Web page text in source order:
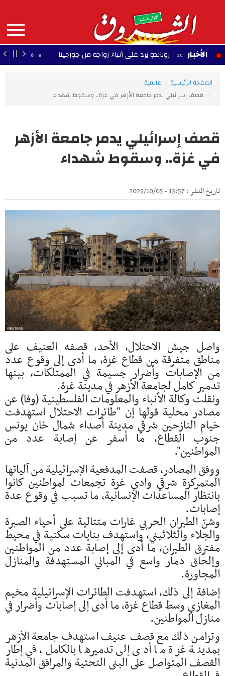
contenu
principal
MAIN
NAVIGATION الأخباررونالدو يرد على أنباء زواجه من جورجينا 22:56 - 2026/08/08
الصفحة الرئيسية
عالمية
قصف إسرائيلي يدمر جامعة الأزهر في غزة.. وسقوط شهداء
قصف إسرائيلي يدمر جامعة الأزهر
في غزة.. وسقوط شهداء
تاريخ النشر : 13:57 - 2025/10/05
واصل جيش الاحتلال، الأحد، قصفه العنيف على
مناطق متفرقة من قطاع غزة، ما أدى إلى وقوع عدد
من الإصابات وأضرار جسيمة في الممتلكات، بينها
تدمير كامل لجامعة الأزهر في مدينة غزة.
ونقلت وكالة الأنباء والمعلومات الفلسطينية (وفا) عن
مصادر محلية قولها إن "طائرات الاحتلال استهدفت
خيام النازحين شرقي مدينة أصداء شمال خان يونس
جنوب القطاع، ما أسفر عن إصابة عدد من
المواطنين".
ووفق المصادر، قصفت المدفعية الإسرائيلية من آلياتها
المتمركزة شرقي وادي غزة تجمعات لمواطنين كانوا
بانتظار المساعدات الإنسانية، ما تسبب في وقوع عدة
إصابات.
وشنّ الطيران الحربي غارات متتالية على أحياء الصبرة
والجلاء والثلاثيني، واستهدف بنايات سكنية في محيط
مفترق الطيران، ما أدى إلى إصابة عدد من المواطنين
وإلحاق دمار واسع في المباني المستهدفة والمنازل
المجاورة.
إضافة إلى ذلك، استهدفت الطائرات الإسرائيلية مخيم
المغازي وسط قطاع غزة، ما أدى إلى إصابات وأضرار في
منازل المواطنين.
وتزامن ذلك مع قصف عنيف استهدف جامعة الأزهر
بمدينة غزة ما أدى إلى تدميرها بالكامل، في إطار
القصف المتواصل على البنى التحتية والمرافق المدنية